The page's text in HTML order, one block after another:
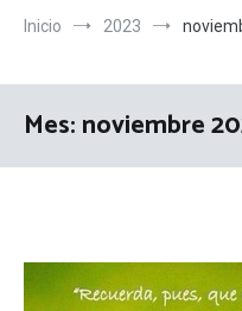
Inicio 2023
Mes:noviembre